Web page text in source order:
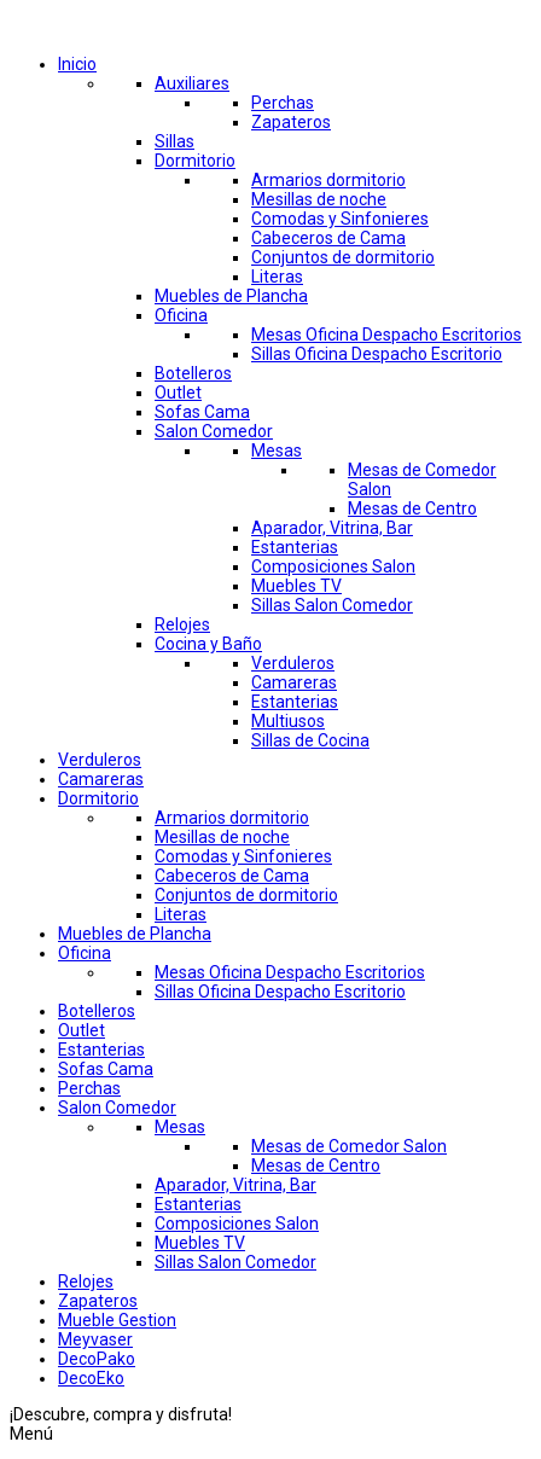
Inicio
Auxiliares
Perchas
Zapateros
Sillas
Dormitorio
Armarios dormitorio
Mesillas de noche
Comodas y Sinfonieres
Cabeceros de Cama
Conjuntos de dormitorio
Literas
Muebles de Plancha
Oficina
Mesas Oficina Despacho Escritorios
Sillas Oficina Despacho Escritorio
Botelleros
Outlet
Sofas Cama
Salon Comedor
Mesas
Mesas de Comedor
Salon
Mesas de Centro
Aparador, Vitrina, Bar
Estanterias
Composiciones Salon
Muebles TV
Sillas Salon Comedor
Relojes
Cocina y Baño
Verduleros
Camareras
Estanterias
Multiusos
Sillas de Cocina
Verduleros
Camareras
Dormitorio
Armarios dormitorio
Mesillas de noche
Comodas y Sinfonieres
Cabeceros de Cama
Conjuntos de dormitorio
Literas
Muebles de Plancha
Oficina
Mesas Oficina Despacho Escritorios
Sillas Oficina Despacho Escritorio
Botelleros
Outlet
Estanterias
Sofas Cama
Perchas
Salon Comedor
Mesas
Mesas de Comedor Salon
Mesas de Centro
Aparador, Vitrina, Bar
Estanterias
Composiciones Salon
Muebles TV
Sillas Salon Comedor
Relojes
Zapateros
Mueble Gestion
Meyvaser
DecoPako
DecoEko
¡Descubre, compra y disfruta!
Menú